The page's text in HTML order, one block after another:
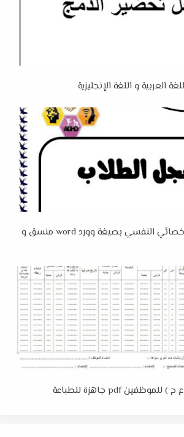
العربية و اللغة الإنجليزية
سجل حالات الدمج للأخصائي النفسي بصيغة وورد word منسق و